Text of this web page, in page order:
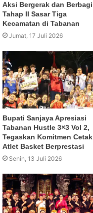
Aksi Bergerak dan Berbagi
Tahap II Sasar Tiga
Kecamatan di Tabanan
Jumat, 17 Juli 2026
Bupati Sanjaya Apresiasi
Tabanan Hustle 3×3 Vol 2,
Tegaskan Komitmen Cetak
Atlet Basket Berprestasi
Senin, 13 Juli 2026